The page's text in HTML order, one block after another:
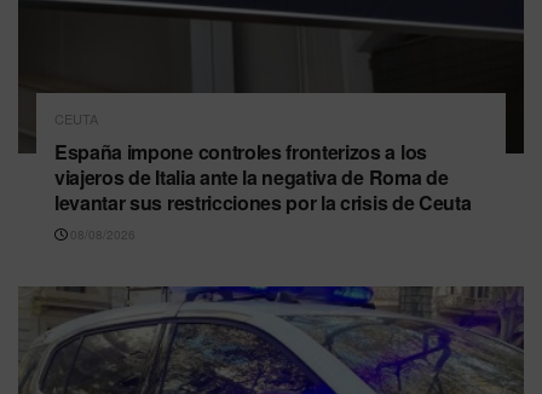
CEUTA
España impone controles fronterizos a los
viajeros de Italia ante la negativa de Roma de
levantar sus restricciones por la crisis de Ceuta
08/08/2026